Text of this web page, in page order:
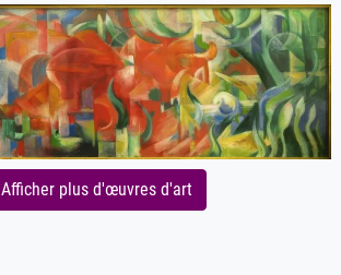
Afficher plus d'œuvres d'art